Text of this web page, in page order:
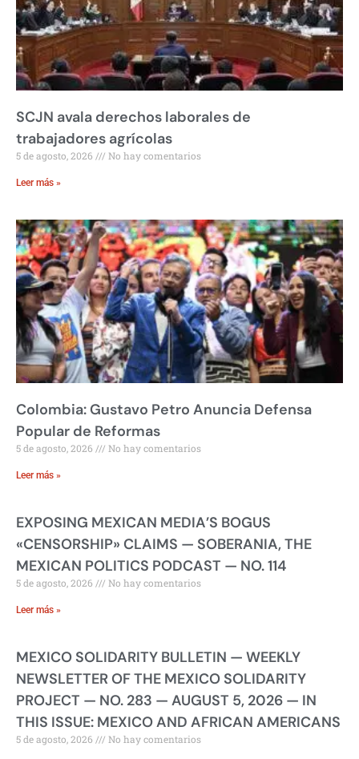
SCJN avala derechos laborales de
trabajadores agrícolas
5 de agosto, 2026 No hay comentarios
Leer más »
Colombia: Gustavo Petro Anuncia Defensa
Popular de Reformas
5 de agosto, 2026 No hay comentarios
Leer más »
EXPOSING MEXICAN MEDIA’S BOGUS
«CENSORSHIP» CLAIMS — SOBERANIA, THE
MEXICAN POLITICS PODCAST — NO. 114
5 de agosto, 2026 No hay comentarios
Leer más »
MEXICO SOLIDARITY BULLETIN — WEEKLY
NEWSLETTER OF THE MEXICO SOLIDARITY
PROJECT — NO. 283 — AUGUST 5, 2026 — IN
THIS ISSUE: MEXICO AND AFRICAN AMERICANS
5 de agosto, 2026 No hay comentarios